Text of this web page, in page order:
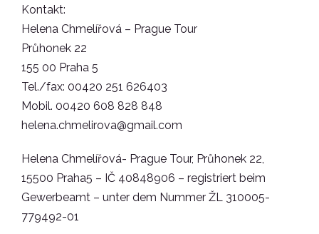
Kontakt:
Helena Chmelířová – Prague Tour
Průhonek 22
155 00 Praha 5
Tel./fax: 00420 251 626403
Mobil. 00420 608 828 848
helena.chmelirova@gmail.com
Helena Chmelířová- Prague Tour, Průhonek 22,
15500 Praha5 – IČ 40848906 – registriert beim
Gewerbeamt – unter dem Nummer ŽL 310005-
779492-01